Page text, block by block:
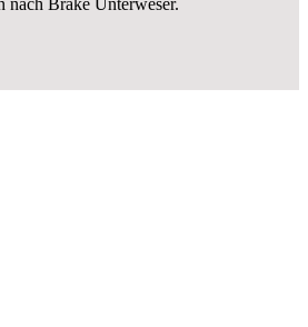
nach Brake Unterweser.